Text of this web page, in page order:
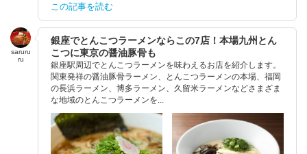
この記事を読む
saruru
ru
銀座でとんこつラーメンならこの7店！本場九州とん
こつに東京の醤油豚骨も
銀座駅周辺でとんこつラーメンを味わえるお店を紹介します。
関東発祥の醤油豚骨ラーメン、とんこつラーメンの本場、福岡
の長浜ラーメン、博多ラーメン、久留米ラーメンなどさまざま
な地域のとんこつラーメンを...